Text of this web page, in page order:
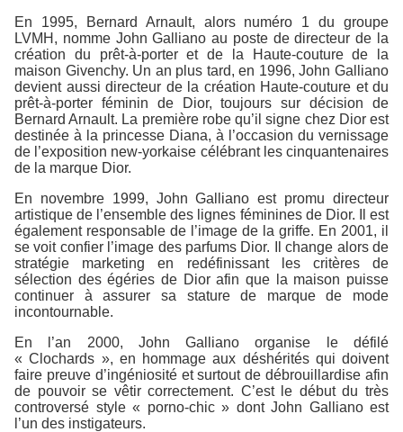
En 1995, Bernard Arnault, alors numéro 1 du groupe
LVMH, nomme John Galliano au poste de directeur de la
création du prêt-à-porter et de la Haute-couture de la
maison Givenchy. Un an plus tard, en 1996, John Galliano
devient aussi directeur de la création Haute-couture et du
prêt-à-porter féminin de Dior, toujours sur décision de
Bernard Arnault. La première robe qu’il signe chez Dior est
destinée à la princesse Diana, à l’occasion du vernissage
de l’exposition new-yorkaise célébrant les cinquantenaires
de la marque Dior.
En novembre 1999, John Galliano est promu directeur
artistique de l’ensemble des lignes féminines de Dior. Il est
également responsable de l’image de la griffe. En 2001, il
se voit confier l’image des parfums Dior. Il change alors de
stratégie marketing en redéfinissant les critères de
sélection des égéries de Dior afin que la maison puisse
continuer à assurer sa stature de marque de mode
incontournable.
En l’an 2000, John Galliano organise le défilé
« Clochards », en hommage aux déshérités qui doivent
faire preuve d’ingéniosité et surtout de débrouillardise afin
de pouvoir se vêtir correctement. C’est le début du très
controversé style « porno-chic » dont John Galliano est
l’un des instigateurs.